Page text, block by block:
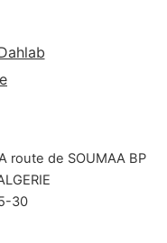
route de SOUMAA BP
30